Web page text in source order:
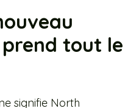
tout le
signifie North